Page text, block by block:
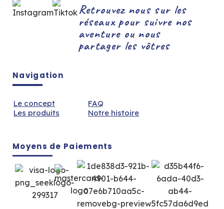
Retrouvez nous sur les
réseaux pour suivre nos
aventure ou nous
partager les vôtres
Navigation
Le concept
Les produits
FAQ
Notre histoire
Moyens de Paiements